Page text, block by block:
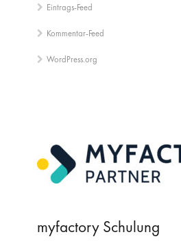
Eintrags-Feed
Kommentar-Feed
WordPress.org
myfactory Schulung